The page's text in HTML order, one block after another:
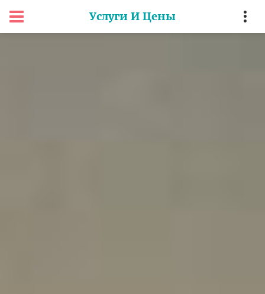
Услуги И Цены